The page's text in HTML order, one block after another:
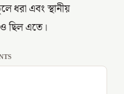
ধরা এবং স্থানীয়
ছিল এতে।